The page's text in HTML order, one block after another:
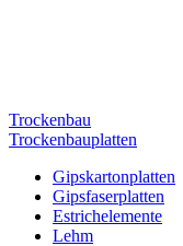
Trockenbau
Trockenbauplatten
Gipskartonplatten
Gipsfaserplatten
Estrichelemente
Lehm